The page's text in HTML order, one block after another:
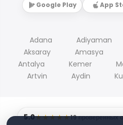
Google Play App
Adana Adiyaman
Aksaray
Amasya
Antalya
Kemer
Artvin
Aydin
5.0★★★★★19 проверенных